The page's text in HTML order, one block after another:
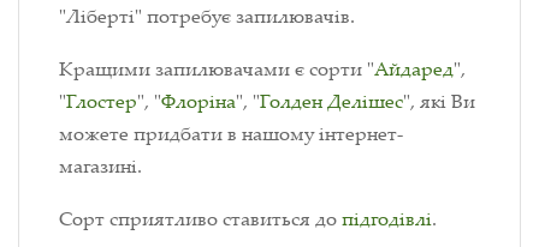
"Ліберті" потребує запилювачів.
Кращими запилювачами є сорти "Айдаред",
"Глостер", "Флоріна", "Голден Делішес", які Ви
можете придбати в нашому інтернет-
магазині.
Сорт сприятливо ставиться допідгодівлі.